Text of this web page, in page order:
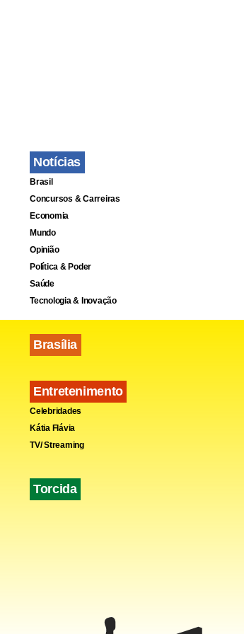
Notícias
Brasil
Concursos & Carreiras
Economia
Mundo
Opinião
Política & Poder
Saúde
Tecnologia & Inovação
Brasília
Entretenimento
Celebridades
Kátia Flávia
TV/ Streaming
Torcida